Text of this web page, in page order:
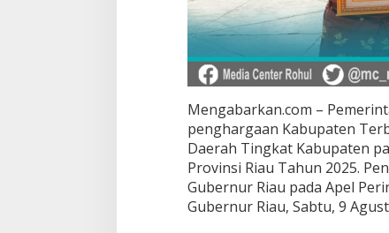
Mengabarkan.com –
penghargaan Kabupaten
Daerah Tingkat Kabupaten
Provinsi Riau Tahun 2025.
Gubernur Riau pada Apel
Gubernur Riau, Sabtu, 9